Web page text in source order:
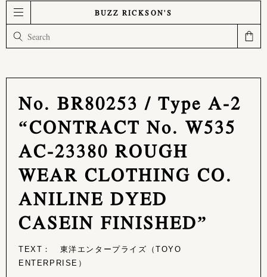
BUZZ RICKSON'S
No. BR80253 / Type A-2
“CONTRACT No. W535
AC-23380 ROUGH
WEAR CLOTHING CO.
ANILINE DYED
CASEIN FINISHED”
TEXT： 東洋エンタープライズ（TOYO
ENTERPRISE）